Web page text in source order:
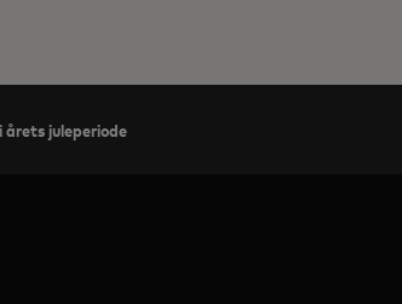
juleperiode